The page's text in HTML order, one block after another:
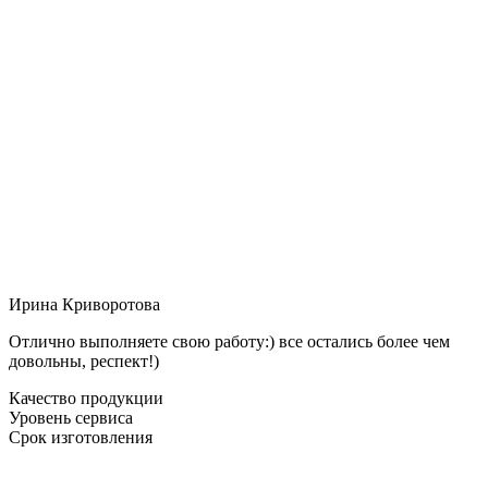
Ирина Криворотова
Отлично выполняете свою работу:) все остались более чем
довольны, респект!)
Качество продукции
Уровень сервиса
Срок изготовления